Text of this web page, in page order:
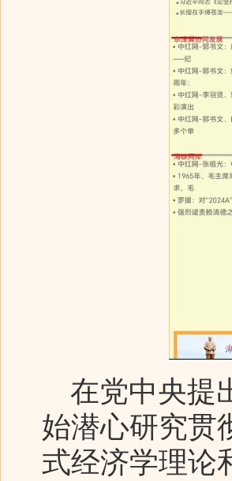
在党中央提
始潜心研究贯
式经济学理论